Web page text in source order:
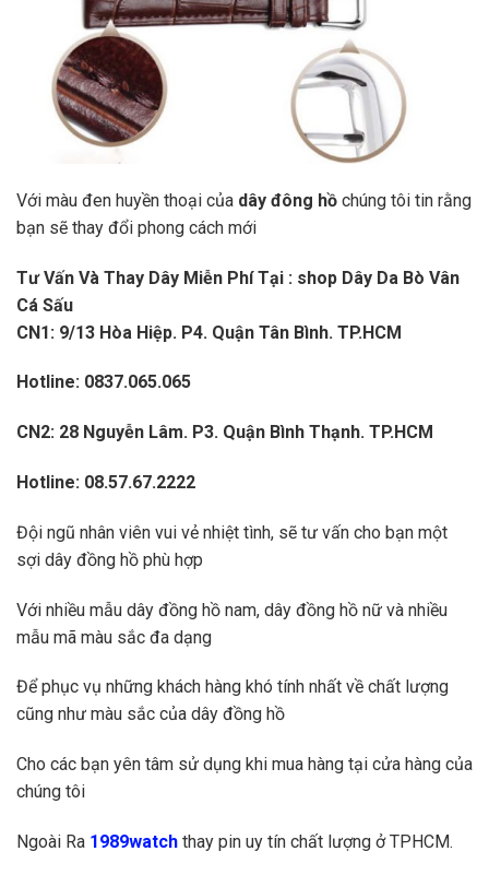
Với màu đen huyền thoại của dây đông hồ chúng tôi tin rằng
bạn sẽ thay đổi phong cách mới
Tư Vấn Và Thay Dây Miễn Phí Tại : shop Dây Da Bò Vân
Cá Sấu
CN1: 9/13 Hòa Hiệp. P4. Quận Tân Bình. TP.HCM
Hotline: 0837.065.065
CN2: 28 Nguyễn Lâm. P3. Quận Bình Thạnh. TP.HCM
Hotline: 08.57.67.2222
Đội ngũ nhân viên vui vẻ nhiệt tình, sẽ tư vấn cho bạn một
sợi dây đồng hồ phù hợp
Với nhiều mẫu dây đồng hồ nam, dây đồng hồ nữ và nhiều
mẫu mã màu sắc đa dạng
Để phục vụ những khách hàng khó tính nhất về chất lượng
cũng như màu sắc của dây đồng hồ
Cho các bạn yên tâm sử dụng khi mua hàng tại cửa hàng của
chúng tôi
Ngoài Ra 1989watch thay pin uy tín chất lượng ở TPHCM.